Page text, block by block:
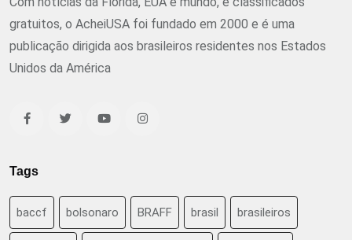
gratuitos, o AcheiUSA foi fundado em 2000 e é uma
publicação dirigida aos brasileiros residentes nos Estados
Unidos da América
Tags
baccf bolsonaro BRAFF brasil brasileiros